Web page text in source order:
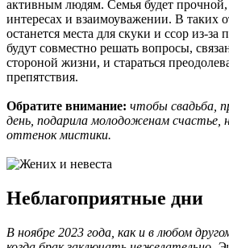
активным людям. Семья будет
интересах и взаимоуважении. В таких
останется места для скуки и ссор из-за
будут совместно решать вопросы,
стороной жизни, и стараться
препятствия.
Обратите внимание: чтобы свадьба,
день, подарила молодоженам счастье,
оттенок мистики.
Неблагоприятные дни
В ноябре 2023 года, как и в любом